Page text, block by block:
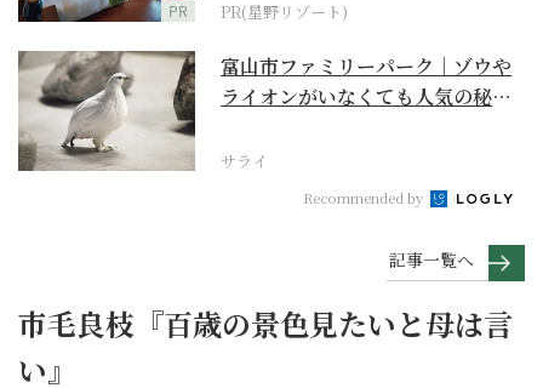
PR PR(星野リゾート)
富山市ファミリーパーク｜ゾウや
ライオンがいなくても人気の秘密
サライ
Recommended by
記事一覧へ
市毛良枝『百歳の景色見たいと母は言
い』